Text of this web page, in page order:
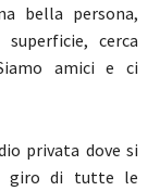
bella persona,
cerca
amici e ci
privata dove si
giro di tutte le